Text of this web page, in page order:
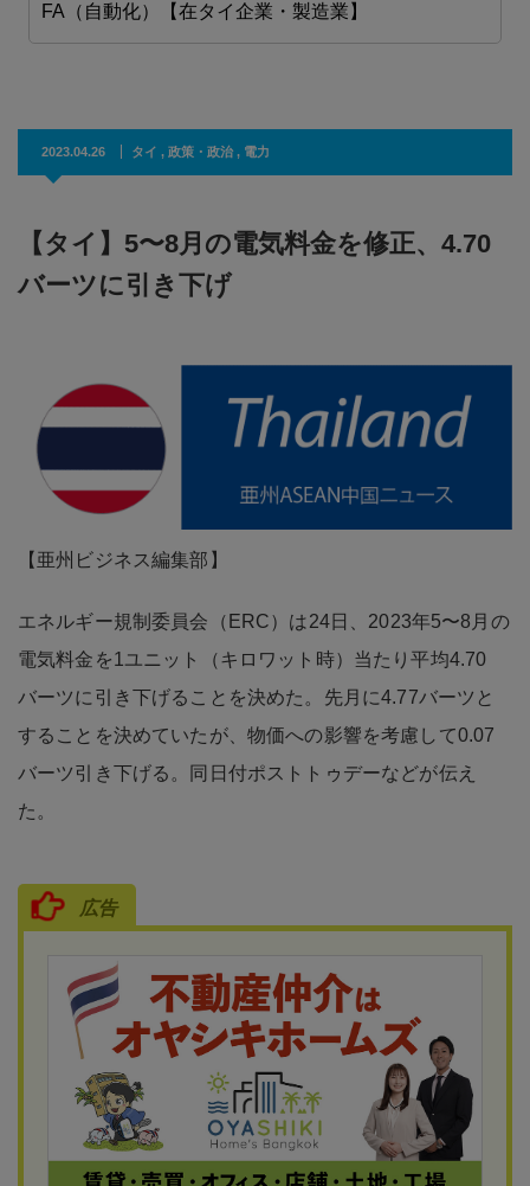
FA（自動化）【在タイ企業・製造業】
2023.04.26 タイ , 政策・政治, 電力
【タイ】5〜8月の電気料金を修正、4.70
バーツに引き下げ
【亜州ビジネス編集部】
エネルギー規制委員会（ERC）は24日、2023年5〜8月の
電気料金を1ユニット（キロワット時）当たり平均4.70
バーツに引き下げることを決めた。先月に4.77バーツと
することを決めていたが、物価への影響を考慮して0.07
バーツ引き下げる。同日付ポストトゥデーなどが伝え
た。
広告